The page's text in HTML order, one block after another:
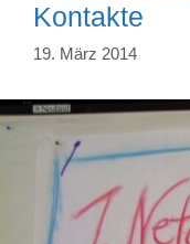
Kontakte
19. März 2014